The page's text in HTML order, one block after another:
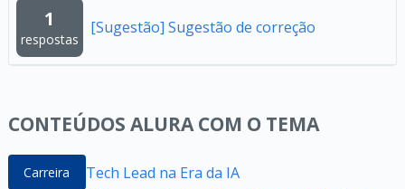
1
respostas
[Sugestão] Sugestão de correção
CONTEÚDOS ALURA COM O TEMA
Carreira Tech Lead na Era da IA